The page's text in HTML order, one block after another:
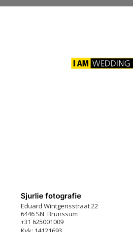
Sjurlie fotografie
Eduard Wintgensstraat 22
6446 SN Brunssum
+31 625001009